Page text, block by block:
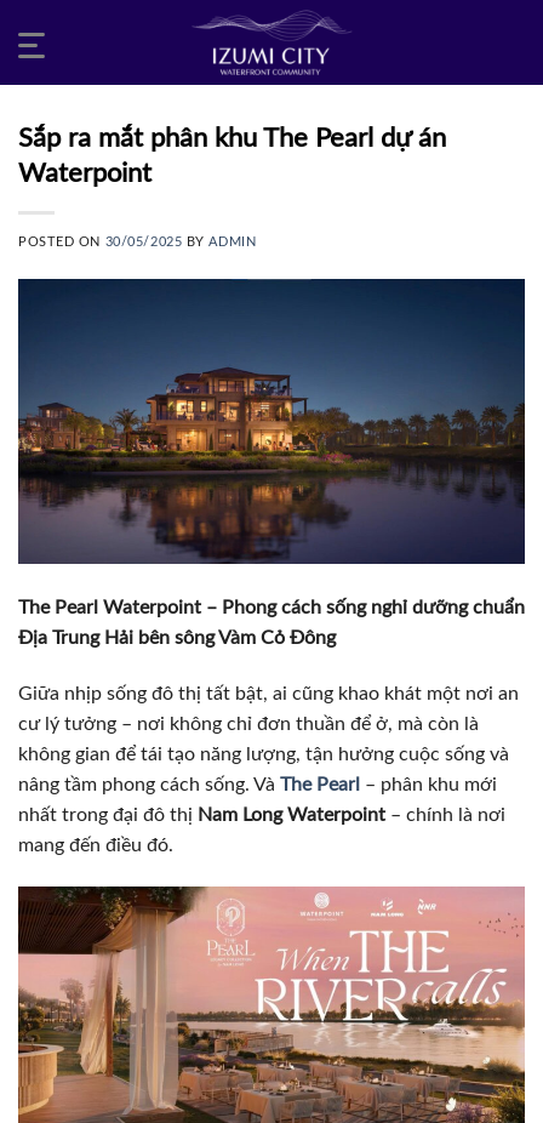
Sắp ra mắt phân khu The Pearl dự án
Waterpoint
POSTED ON 30/05/2025 BYADMIN
The Pearl Waterpoint – Phong cách sống nghỉ dưỡng chuẩn
Địa Trung Hải bên sông Vàm Cỏ Đông
Giữa nhịp sống đô thị tất bật, ai cũng khao khát một nơi an
cư lý tưởng – nơi không chỉ đơn thuần để ở, mà còn là
không gian để tái tạo năng lượng, tận hưởng cuộc sống và
nâng tầm phong cách sống. Và The Pearl – phân khu mới
nhất trong đại đô thị Nam Long Waterpoint – chính là nơi
mang đến điều đó.